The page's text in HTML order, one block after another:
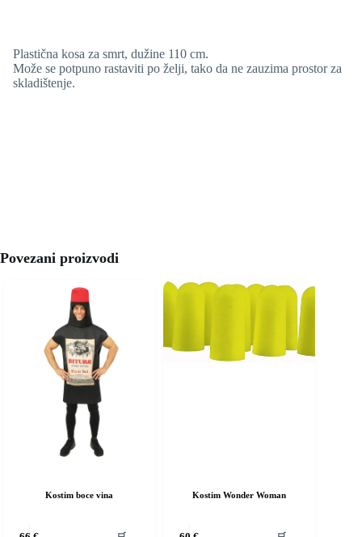
Plastična kosa za smrt, dužine 110 cm.
Može se potpuno rastaviti po želji, tako da ne zauzima prostor za
skladištenje.
Povezani proizvodi
Kostim boce vina Kostim Wonder Woman